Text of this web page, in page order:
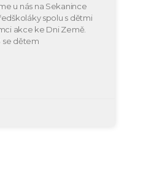
u nás na Sekanince
spolu s dětmi
akce ke Dni Země.
se dětem